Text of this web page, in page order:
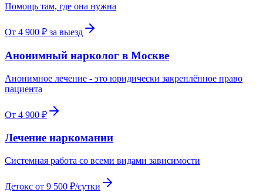
Помощь там, где она нужна
От 4 900 ₽ за выезд
Анонимный нарколог в Москве
Анонимное лечение - это юридически закреплённое право
пациента
От 4 900 ₽
Лечение наркомании
Системная работа со всеми видами зависимости
Детокс от 9 500 ₽/сутки